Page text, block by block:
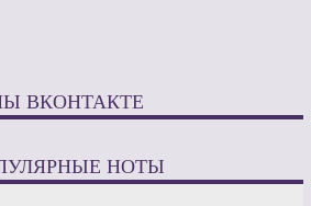
ВКОНТАКТЕ
НОТЫ